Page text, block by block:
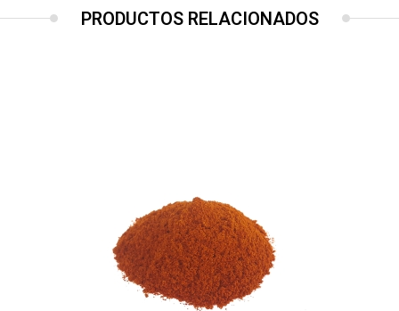
PRODUCTOS RELACIONADOS